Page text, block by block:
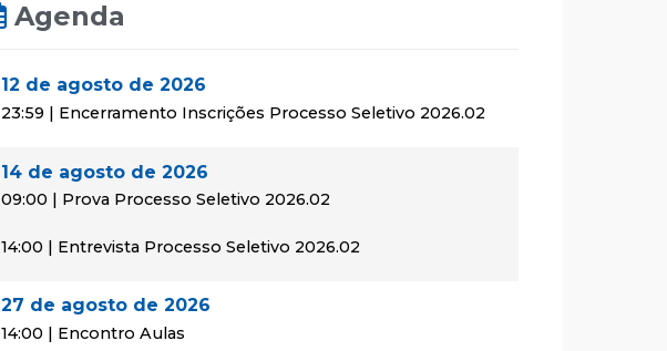
Agenda
12 de agosto de 2026
23:59 | Encerramento Inscrições Processo Seletivo 2026.02
14 de agosto de 2026
09:00 | Prova Processo Seletivo 2026.02
14:00 | Entrevista Processo Seletivo 2026.02
27 de agosto de 2026
14:00 | Encontro Aulas